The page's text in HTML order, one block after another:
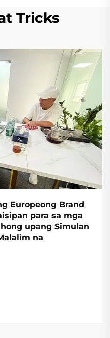
Tricks
Europeong Brand
para sa mga
upang Simulan
na